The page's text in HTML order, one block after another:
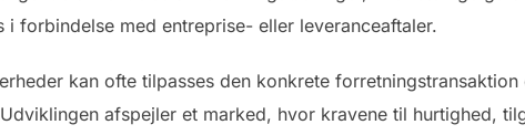
i forbindelse med entreprise- eller leveranceaftaler.
kan ofte tilpasses den konkrete
afspejler et marked, hvor kravene til hurtighed,